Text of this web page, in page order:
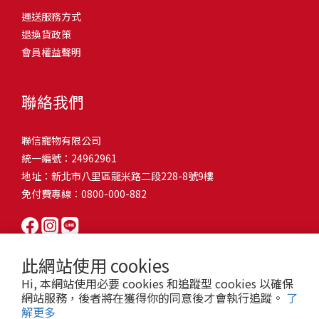
此網站使用 cookies
Hi, 本網站使用必要 cookies 和追蹤型 cookies 以確保
網站服務，後者將在獲得你的同意後才會執行追蹤。 了
解更多
和獨立能力。 幼犬訓練常見問題Q1: 幾個月大的幼犬最適合開始訓
練？A: 訓練可從幼犬到家首日開始（約8-10週大）。3-16週是社會
化黃金期，每次訓練控制在5-10分鐘內。Q2: 幼犬如廁訓練需要多久
屬啃咬玩具作替代品，發現不當啃咬時堅定說「不」，並引導至適
尿尿？A: 建立固定如廁時間表，成功時立即獎勵。限制活動範圍並
密切監督。意外發生時不責罵，使用專用除臭劑徹底清理。Q5: 幼犬
一直吠叫怎麼辦？A: 找出原因（尋求注意力、警戒、焦慮）。訓練
「安靜」指令，停止吠叫時獎勵。避免對吠叫作出反應，確保充分
向獎勵比懲罰更有效且健康。懲罰可能導致恐懼或攻擊行為，破壞
狗狗怎麼辦？A: 循序漸進社交化，從友善成犬開始。不強迫互動，
正面經驗後給予獎勵。考慮參加專業幼犬社交課程。Q8: 幼犬分離焦
慮要如何處理？A: 練習短暫分離，逐漸延長。離開和返家時保持低
調。提供能分散注意力的玩具，建立可預測的離家儀式。每隻幼犬
熱，水分流失快，腸道可能變得敏感，導致糞便變軟或拉稀。如果
換季時沒有適當調整環境，貓咪的腸胃就可能跟著「鬧脾氣」。冬
天注意保暖，提供暖墊、厚毯，避免冷風直吹。夏天補充水分，可
像是開冷氣又突然關掉，容易讓貓咪腸胃受影響。重點提醒：換季
時，記得關心貓咪的腸胃狀況，適當調整環境，幫助毛孩適應！ 貓
有血絲、異味特別重，那就要小心可能是 寄生蟲感染（如蛔蟲、鈎
蟲、球蟲）或腸胃炎、腸道疾病。這類情況會影響營養吸收，長期
下來甚至可能造成貓咪消瘦、免疫力下降。定期驅蟲（幼貓建議每
月一次，成貓每 3~6 個月一次）。觀察貓咪精神狀態，如果還伴隨
嘔吐、食慾下降，務必儘早就醫。重點提醒：如果貓咪拉肚子超過 2
天，或糞便異常，應立即帶去獸醫院檢查！ 貓咪拉肚子原因5. 情緒
壓力影響腸胃壓力不只影響人類，也會影響貓咪的腸胃！過度緊
張、焦慮、驚嚇（如煙火聲、大聲喧嘩），都可能讓貓咪拉肚子。
尤其是個性敏感的貓咪，對變化的適應力比較低，壓力一大，腸胃
就先「罷工」。減少壓力來源，盡量讓貓咪的作息固定。給貓咪陪
活中輕鬆改善看到滿屋子的貓毛是不是很抓狂？別擔心！其實只要
透過一些簡單的日常照護方式，就能有效減少貓咪掉毛情況。從梳
毛、洗澡到增加互動和營養調整，這些小撇步不僅能幫助貓咪維持
行動吧！ 預防貓掉毛方法1：勤勞梳毛養貓必備神器就是各種梳子
啦！勤勞梳毛是最直接有效的掉毛控制方法。定期梳理可以幫貓咪
髮打結和皮膚問題。建議週期：短毛貓每週梳1-2次，長毛貓則建議
2-3天梳一次。挑選合適的梳具也很重要，可以準備橡膠刷、鬃毛刷
或專用脫毛梳，依照毛質選擇。記得將梳毛變成愉快的日常儀式，
不僅能增加你們的互動時間，也讓貓咪享受被梳理的舒適感！預防
貓掉毛方法2：定期洗澡「貓咪會自己清潔，不需要洗澡」這個想法
其實不完全正確哦！適當的洗澡能幫助貓咪清除死毛和皮屑，減少
澡頻率不宜過高，一般室內貓咪1-3個月洗一次就足夠，過度洗澡反
而會造成皮膚乾燥。選擇專為貓咪設計的溫和洗毛精，洗後一定要
完全吹乾，避免濕毛造成皮膚問題。如果貓咪特別害怕洗澡，可以
的紙箱。建議一開始可以購買單價較低的入門款，觀察一下貓咪的
使用狀況，再考慮購買「豪宅」！ 項目費用用品貓碗$300貓窩
$500貓跳台$1,500貓砂盆$500貓抓板$300外出籠$1,000一次性養貓
咪是非常需要安全感的動物，可以準備一個專屬他的「寶座」，當
花費3：貓跳台貓咪雖然不需要外出進行放電，但在家中還是需要擺
放高度適合的貓跳台提供貓咪玩耍，貓跳台與貓窩相同，能給予貓
咪對於環境的安全感。一次性養貓用品相關花費4：貓砂盆貓咪排泄
用品，可選擇合適貓咪體型大小，不宜過小。一次性養貓用品相關
想，需要準備一個能夠讓牠們放肆磨爪的貓抓板。一次性養貓用品
時，外出籠就非常重要，平常也可以適度讓貓咪適應外出籠，避免
緊急情況時，貓咪過度抗拒。總結來說貓咪在健康及用品的一次性
費用大約落在 $ 7900~ $ 11600不等。雖說金額看起來不少，但以上
運送服務方式
退換貨政策
會員權益聲明
聯絡我們
聯信寵物有限公司
統一編號：24962961
地址：新北市八里區龍米路二段228-8號9樓
免付費專線：0800-000-882